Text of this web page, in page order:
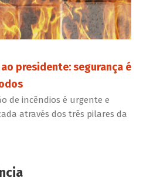
presidente: segurança é
de incêndios é urgente e
através dos três pilares da